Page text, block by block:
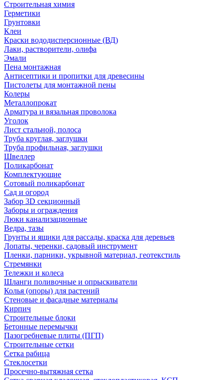
Строительная химия
Герметики
Грунтовки
Клеи
Краски вододисперсионные (ВД)
Лаки, растворители, олифа
Эмали
Пена монтажная
Антисептики и пропитки для древесины
Пистолеты для монтажной пены
Колеры
Металлопрокат
Арматура и вязальная проволока
Уголок
Лист стальной, полоса
Труба круглая, заглушки
Труба профильная, заглушки
Швеллер
Поликарбонат
Комплектующие
Сотовый поликарбонат
Сад и огород
Забор 3D секционный
Заборы и ограждения
Люки канализационные
Ведра, тазы
Грунты и ящики для рассады, краска для деревьев
Лопаты, черенки, садовый инструмент
Пленки, парники, укрывной материал, геотекстиль
Стремянки
Тележки и колеса
Шланги поливочные и опрыскиватели
Колья (опоры) для растений
Стеновые и фасадные материалы
Кирпич
Строительные блоки
Бетонные перемычки
Пазогребневые плиты (ПГП)
Строительные сетки
Сетка рабица
Стеклосетки
Просечно-вытяжная сетка